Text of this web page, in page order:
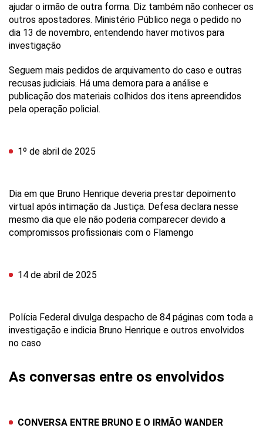
ajudar o irmão de outra forma. Diz também não conhecer os
outros apostadores. Ministério Público nega o pedido no
dia 13 de novembro, entendendo haver motivos para
investigação
Seguem mais pedidos de arquivamento do caso e outras
recusas judiciais. Há uma demora para a análise e
publicação dos materiais colhidos dos itens apreendidos
pela operação policial.
1º de abril de 2025
Dia em que Bruno Henrique deveria prestar depoimento
virtual após intimação da Justiça. Defesa declara nesse
mesmo dia que ele não poderia comparecer devido a
compromissos profissionais com o Flamengo
14 de abril de 2025
Polícia Federal divulga despacho de 84 páginas com toda a
investigação e indicia Bruno Henrique e outros envolvidos
no caso
As conversas entre os envolvidos
CONVERSA ENTRE BRUNO E O IRMÃO WANDER